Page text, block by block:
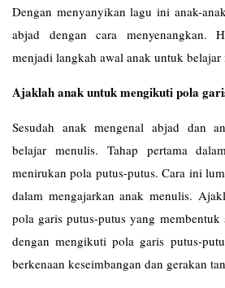
Dengan menyanyikan lagu ini anak-
abjad dengan cara menyenangkan.
menjadi langkah awal anak untuk belajar
Ajaklah anak untuk mengikuti pola
Sesudah anak mengenal abjad dan
belajar menulis. Tahap pertama
menirukan pola putus-putus. Cara ini
dalam mengajarkan anak menulis.
pola garis putus-putus yang
dengan mengikuti pola garis putus-
berkenaan keseimbangan dan gerakan